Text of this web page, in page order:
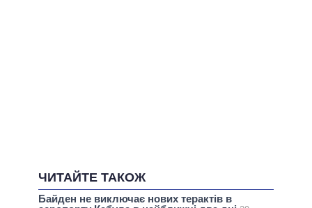
ЧИТАЙТЕ ТАКОЖ
Байден не виключає нових терактів в